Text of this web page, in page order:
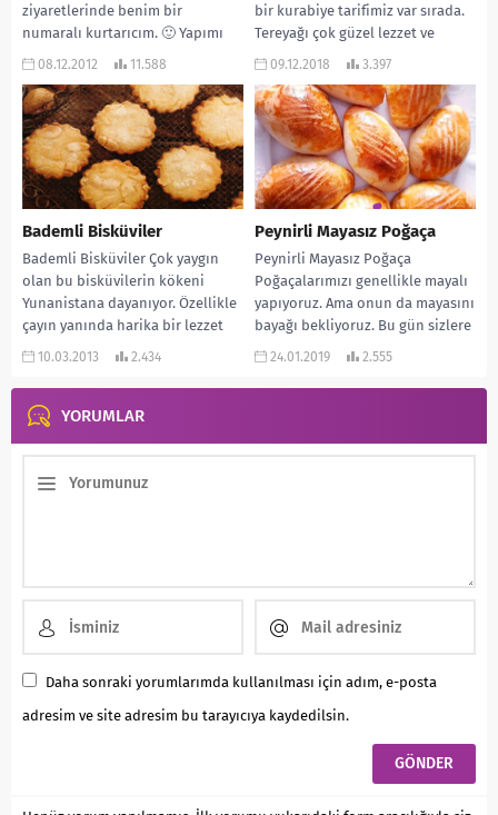
ziyaretlerinde benim bir
numaralı kurtarıcım. 🙂 Yapımı
çok pratik. Lezzeti ise...
08.12.2012 11.588
bir kurabiye tarifimiz var sırada.
Tereyağı çok güzel lezzet ve
kıyırlık...
09.12.2018 3.397
Bademli Bisküviler
Bademli Bisküviler Çok yaygın
olan bu bisküvilerin kökeni
Yunanistana dayanıyor. Özellikle
çayın yanında harika bir lezzet
yaratıyor. Yapımı da basit...
10.03.2013 2.434
Peynirli Mayasız Poğaça
Peynirli Mayasız Poğaça
Poğaçalarımızı genellikle mayalı
yapıyoruz. Ama onun da mayasını
bayağı bekliyoruz. Bu gün sizlere
mayasız ve çok çabuk...
24.01.2019 2.555
YORUMLAR
Daha sonraki yorumlarımda kullanılması için adım, e-posta
adresim ve site adresim bu tarayıcıya kaydedilsin.